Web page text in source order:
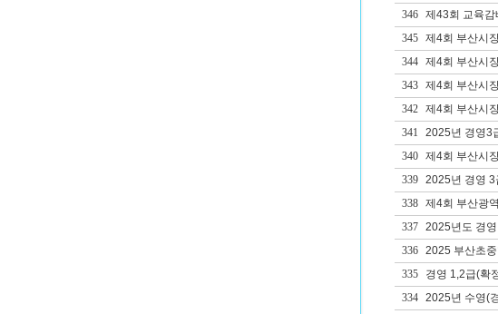
346
제43회 교육감
345
제4회 부산시
344
제4회 부산시
343
제4회 부산시
342
제4회 부산시
341
2025년 경영3
340
제4회 부산시
339
2025년 경영 3
338
제4회 부산광
337
2025년도 경
336
2025 부산초
335
경영 1,2급(확
334
2025년 수영(